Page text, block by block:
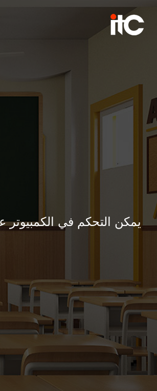
يمكن التحكم في الكمبيوتر